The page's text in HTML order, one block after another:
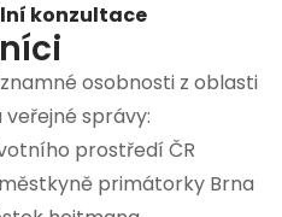
konzultace
osobnosti z oblasti
správy:
prostředí ČR
primátorky Brna